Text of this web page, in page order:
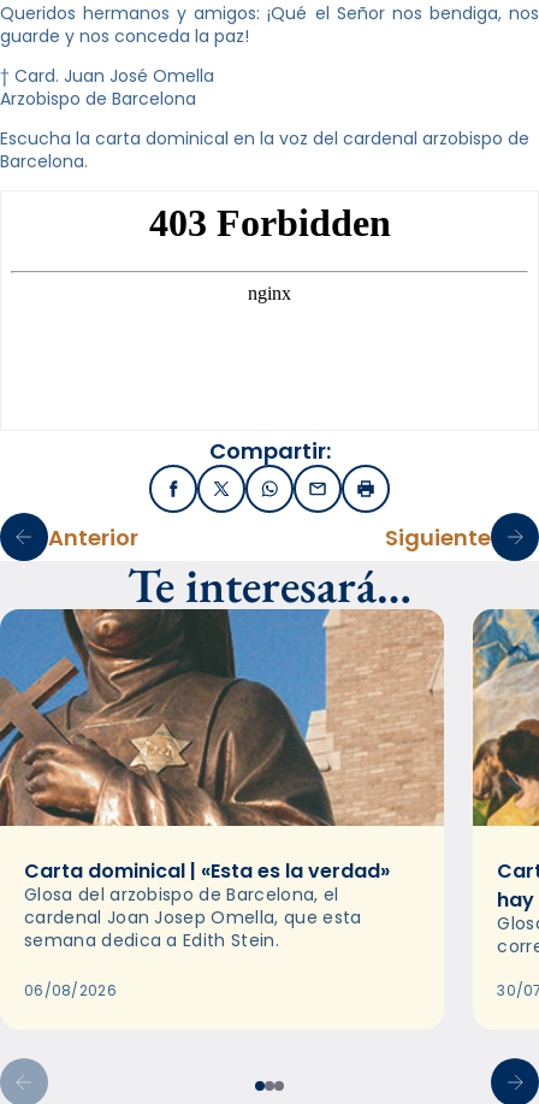
Queridos hermanos y amigos: ¡Qué el Señor nos bendiga, nos
guarde y nos conceda la paz!
† Card. Juan José Omella
Arzobispo de Barcelona
Escucha la carta dominical en la voz del cardenal arzobispo de
Barcelona.
Compartir:
FacebookX / TwitterWhatsApp
EmailImprimir
Anterior Siguiente
Te interesará…
Carta dominical | «Esta es la verdad»
Glosa del arzobispo de Barcelona, el
cardenal Joan Josep Omella, que esta
semana dedica a Edith Stein.
06/08/2026 30/